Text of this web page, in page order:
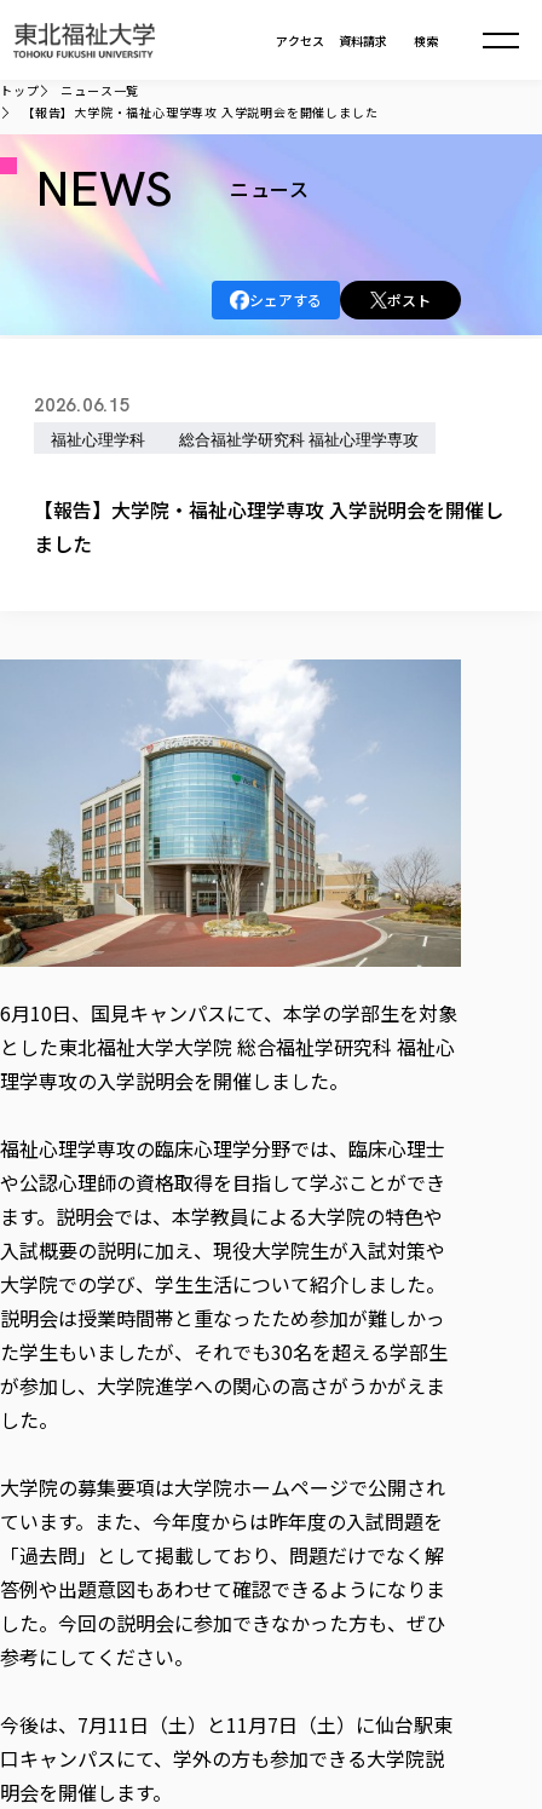
資料請求
アクセス 検索
大学について
建学の精神・教育の理念
学長室の窓
各種方針
大学の歩み
学則
校歌の歴史
関連法人
役員・評議員一覧
キャンパス案内
大学の取り組み
大学の取り組み
社会連携・研究
カリキュラム編成ガイドライン
研究活動における不正行為の防止等に関する対応
大学広報誌「TFU Newsletter 東北福祉大学通信」
初年次教育（リエゾンゼミⅠ）について
リエゾンゼミ・ナビ（テキスト等）
お役立ち情報（リンク集）
放射線モニタリング測定結果（国見キャンパス）
情報公開
寄附行為
事業計画／財務・事業報告
学校教育法施行規則第172条の2に基づく情報公開
教職課程における情報の公表
学部・学科等設置計画履行状況報告書
情報公開規程
学部・大学院
学部・大学院TOP
総合福祉学部
社会福祉学科
福祉行政学科
共生まちづくり学部
共生まちづくり学科
教育学部
健康科学部
リハビリテーション学科
医療経営管理学科
情報福祉マネジメント学科
仏教専修科
大学院
大学院
総合福祉学研究科 社会福祉学専攻 修士課程
総合福祉学研究科 社会福祉学専攻 博士課程
総合福祉学研究科 福祉心理学専攻 修士課程
教育学研究科 教育学専攻 修士課程
通信教育部
通信教育部
通信制大学院 総合福祉学研究科 社会福祉学専攻 修士課程
カリキュラム（学部・大学院）
学びの特徴
学びの特徴
ICT教育
初年次教育（リエゾンゼミⅠ）
実学臨床教育（総合福祉学部のみ履修可能）
教育実践活動（教育学科学生のみ受講可能）
禅のこころ
学びのサポート
学びのサポート
学費（学部学科）
授業料減免・奨学金等
宿舎の紹介
学生生活サポート
学生総合補償制度
スポーツ傷害保険
入学試験
デジタルパンフ
進路・就職 TOP
就職状況
東北福祉大学のキャリアサポート
進路・就職支援
東北福祉大学のキャリア教育
採用ご担当者様へ
採用ご担当者様へ
センター長の挨拶
求人の受付について
単独学内説明会のご案内
在学生の方
在学生の方
資格取得報奨制度について
東北福祉大学求人・インターンシップ検索サイト（キャリタス
卒業生の方
卒業生の方
卒業後のキャリア支援体制
在学生による訪問、情報提供へのご協力のお願い
よくあるご質問
東北福祉大学のDNA
在学生インタビュー
課外活動
課外活動 TOP
文化会・文化系サークル紹介
大学指定団体紹介
国際交流
交換留学生 Exchange students
海外留学・研修
外国人在学生
Prospective Students
学生支援センター国際交流の活動
ニュース一覧
社会連携・研究 TOP
東北福祉大学の研究活動
東北福祉大学の研究活動
東北福祉大学の研究紹介
共同研究等をご検討の皆様へ
東北福祉大学の紀要・リポジトリ
東北福祉大学の紀要・リポジトリ
研究紀要
教職研究
東北福祉大学教育・教職センター特別支援教育研究年報一覧
芹沢銈介美術工芸館年報
東北福祉大学機関リポジトリ
東北福祉大学オープンアクセス方針
産学・産学官連携
産学・産学官連携
「高齢者のフレイル予防及びデジタルデバイド解消に向けた産
学生参加 × 産学官連携 ～ 「行学一如」の実践
社会貢献・地域連携活動
社会貢献・地域連携活動
社会貢献への取り組み
社会貢献・地域連携活動報告書
各種社会貢献活動の窓口
JICA草の根技術協力事業
被災地の子ども支援活動
自治体・団体等との主な協定
自治体・団体等との主な協定
研究所について
研究者のご紹介
生涯教育・キャリア教育
生涯教育・キャリア教育TOP
生涯学習・社会人講座
月例TFU実学臨床研究セミナー
特別支援教育研究室
TFU教育フォーラム
関連法人
取材について
施設利用
学内ポータルシステム
Universal Passport
トップ
ニュース一覧
【報告】大学院・福祉心理学専攻 入学説明会を開催しました
NEWS ニュース
シェアする ポスト
2026.06.15
福祉心理学科 総合福祉学研究科 福祉心理学専攻
【報告】大学院・福祉心理学専攻 入学説明会を開催し
ました
6月10日、国見キャンパスにて、本学の学部生を対象
とした東北福祉大学大学院 総合福祉学研究科 福祉心
理学専攻の入学説明会を開催しました。
福祉心理学専攻の臨床心理学分野では、臨床心理士
や公認心理師の資格取得を目指して学ぶことができ
ます。説明会では、本学教員による大学院の特色や
入試概要の説明に加え、現役大学院生が入試対策や
大学院での学び、学生生活について紹介しました。
説明会は授業時間帯と重なったため参加が難しかっ
た学生もいましたが、それでも30名を超える学部生
が参加し、大学院進学への関心の高さがうかがえま
した。
大学院の募集要項は大学院ホームページで公開され
ています。また、今年度からは昨年度の入試問題を
「過去問」として掲載しており、問題だけでなく解
答例や出題意図もあわせて確認できるようになりま
した。今回の説明会に参加できなかった方も、ぜひ
参考にしてください。
今後は、7月11日（土）と11月7日（土）に仙台駅東
口キャンパスにて、学外の方も参加できる大学院説
明会を開催します。